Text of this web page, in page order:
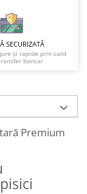
SECURIZATĂ
și rapide prin card
bancar
Premium